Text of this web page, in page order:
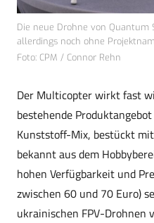
Die neue Drohne von Quantum
allerdings noch ohne
Foto: CPM / Connor Rehn
Der Multicopter wirkt fast
bestehende
Kunststoff-Mix, bestückt
bekannt aus dem
hohen Verfügbarkeit und
zwischen 60 und 70 Euro)
ukrainischen FPV-Drohnen